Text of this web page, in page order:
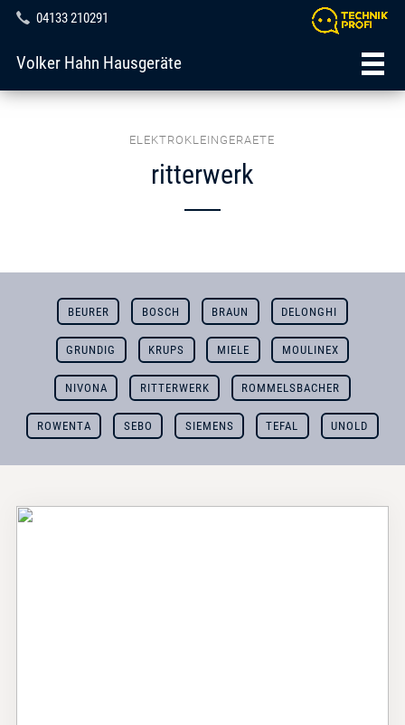
04133 210291
Volker Hahn Hausgeräte
ELEKTROKLEINGERAETE
ritterwerk
BEURER BOSCH BRAUN DELONGHI
GRUNDIG KRUPS MIELE MOULINEX
NIVONA RITTERWERK ROMMELSBACHER
ROWENTA SEBO SIEMENS TEFAL UNOLD